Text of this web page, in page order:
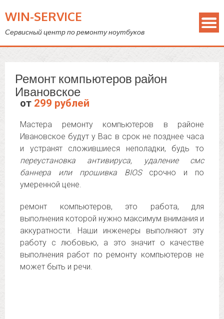
WIN-SERVICE
Сервисный центр по ремонту ноутбуков
Ремонт компьютеров район
Ивановское
от 299 рублей
Мастера ремонту компьютеров в районе
Ивановское будут у Вас в срок не позднее часа
и устранят сложившиеся неполадки, будь то
переустановка антивируса, удаление смс
баннера или прошивка BIOSсрочно и по
умеренной цене.
ремонт компьютеров, это работа, для
выполнения которой нужно максимум внимания и
аккуратности. Наши инженеры выполняют эту
работу с любовью, а это значит о качестве
выполнения работ по ремонту компьютеров не
может быть и речи.